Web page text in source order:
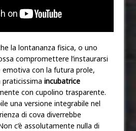
la lontananza fisica, o uno
compromettere l’instaurarsi
emotiva con la futura prole,
incubatrice
con cupolino trasparente.
una versione integrabile nel
di cova diverrebbe
c’è assolutamente nulla di